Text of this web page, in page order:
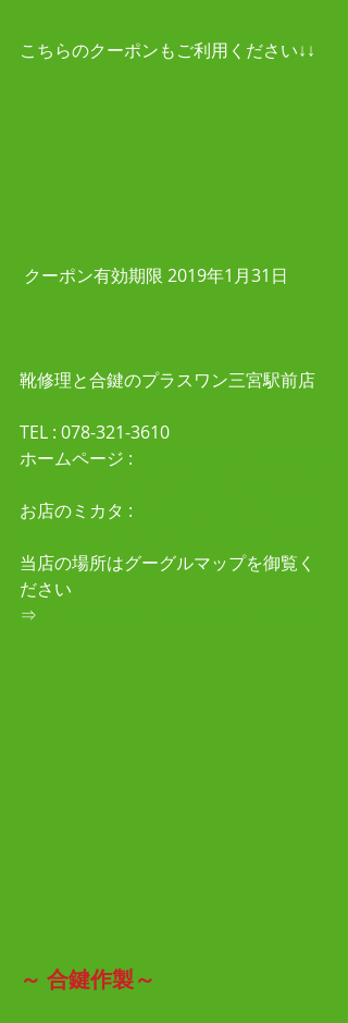
こちらのクーポンもご利用ください↓↓
クーポン有効期限 2019年1月31日
靴修理と合鍵のプラスワン三宮駅前店
TEL : 078-321-3610
ホームページ :
お店のミカタ :
当店の場所はグーグルマップを御覧く
ださい
⇒
～ 合鍵作製～